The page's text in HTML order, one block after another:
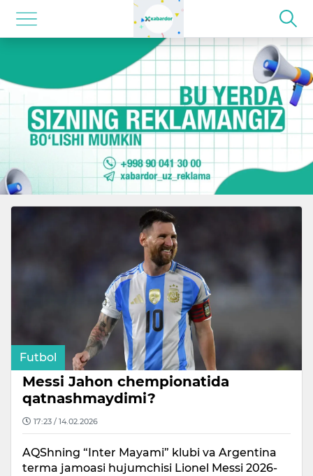
Futbol
Messi Jahon chempionatida
qatnashmaydimi?
17:23 / 14.02.2026
AQShning “Inter Mayami” klubi va Argentina
terma jamoasi hujumchisi Lionel Messi 2026-